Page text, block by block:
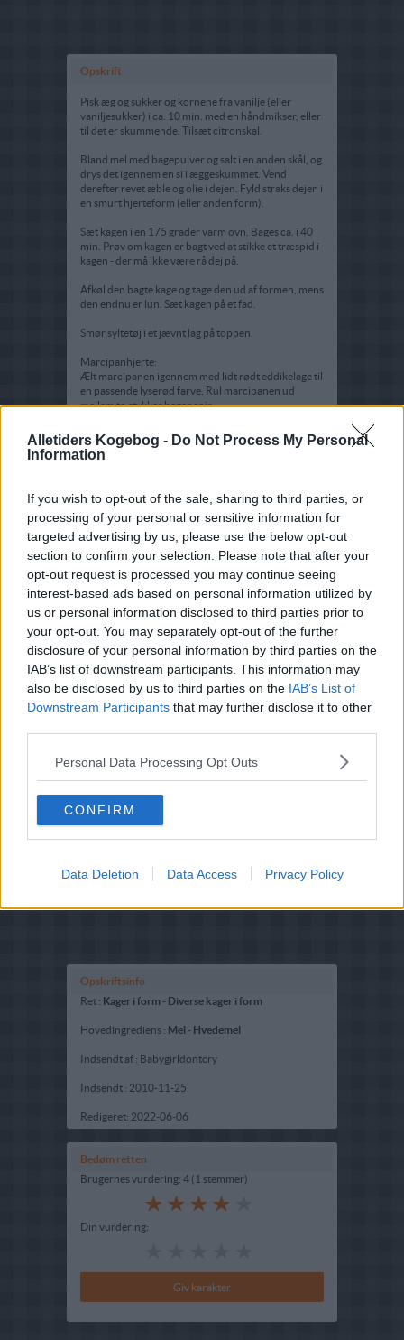
Alletiders Kogebog - Do Not Process My Personal
Information
If you wish to opt-out of the sale, sharing to third parties, or
processing of your personal or sensitive information for
targeted advertising by us, please use the below opt-out
section to confirm your selection. Please note that after your
opt-out request is processed you may continue seeing
interest-based ads based on personal information utilized by
us or personal information disclosed to third parties prior to
your opt-out. You may separately opt-out of the further
disclosure of your personal information by third parties on the
IAB’s list of downstream participants. This information may
also be disclosed by us to third parties on the IAB’s List of
Downstream Participants that may further disclose it to other
Personal Data Processing Opt Outs
CONFIRM
Data Deletion Data Access Privacy Policy
Opskrift
Pisk æg og sukker og kornene fra vanilje (eller
vaniljesukker) i ca. 10 min. med en håndmikser, eller
til det er skummende. Tilsæt citronskal.
Bland mel med bagepulver og salt i en anden skål, og
drys det igennem en si i æggeskummet. Vend
derefter revet æble og olie i dejen. Fyld straks dejen i
en smurt hjerteform (eller anden form).
Sæt kagen i en 175 grader varm ovn. Bages ca. i 40
min. Prøv om kagen er bagt ved at stikke et træspid i
kagen - der må ikke være rå dej på.
Afkøl den bagte kage og tage den ud af formen, mens
den endnu er lun. Sæt kagen på et fad.
Smør syltetøj i et jævnt lag på toppen.
Marcipanhjerte:
Ælt marcipanen igennem med lidt rødt eddikelage til
en passende lyserød farve. Rul marcipanen ud
mellem to stykker bagepapir.
Læg hjertekageformen ovenpå og skær rundt i
kanten til et hjerte. Læg marcipanhjertet på toppen
af kagen og drys med en anelse flormelis igennem en
Tips:
Små hjerter:
Kagen kan laves uden syltetøj og overtræk. Tilsæt
evt. 50 gram ekstra sukker i dejen. Fyld den i 6-8 små
portionsforme i hjertefacon f.eks. silikoneforme
eller ovnfaste forme. Bag kagerne i midten af en 175
grader varm ovn i ca. 25 min.
Opskriftsinfo
Ret : Kager i form - Diverse kager i form
Hovedingrediens : Mel - Hvedemel
Indsendt af : Babygirldontcry
Indsendt : 2010-11-25
Redigeret: 2022-06-06
Bedøm retten
Brugernes vurdering: 4 (1 stemmer)
Din vurdering: